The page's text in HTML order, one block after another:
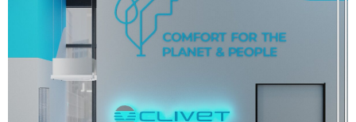
холодность и строгость белой и
серой офисной мебели с
контрастными чёрными
элементами. Также чёрный
цвет использован на высоких